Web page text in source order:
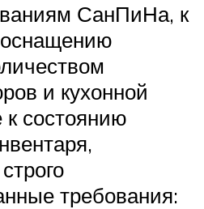
СанПиНа, к
и кухонной
к состоянию
требования: